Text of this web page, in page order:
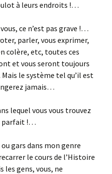
à leurs endroits !…
ce n’est pas grave !…
parler, vous exprimer,
colère, etc, toutes ces
et vous seront toujours
le système tel qu’il est
jamais…
lequel vous vous trouvez
parfait !…
gars dans mon genre
le cours de l’Histoire
les gens, vous, ne